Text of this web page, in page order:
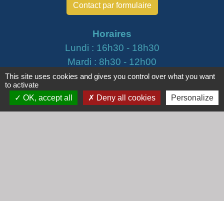
Contact par formulaire
Horaires
Lundi : 16h30 - 18h30
Mardi : 8h30 - 12h00
Mercredi : 9h00 - 12h00
Vendredi : 16h00 - 18h00
This site uses cookies and gives you control over what you want
to activate
OK, accept all
Deny all cookies Personalize